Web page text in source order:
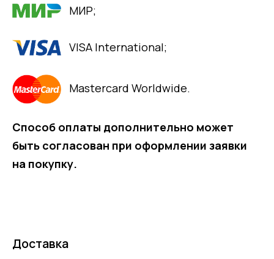
МИР;
VISA International;
Mastercard Worldwide.
Способ оплаты дополнительно может
быть согласован при оформлении заявки
на покупку.
Доставка